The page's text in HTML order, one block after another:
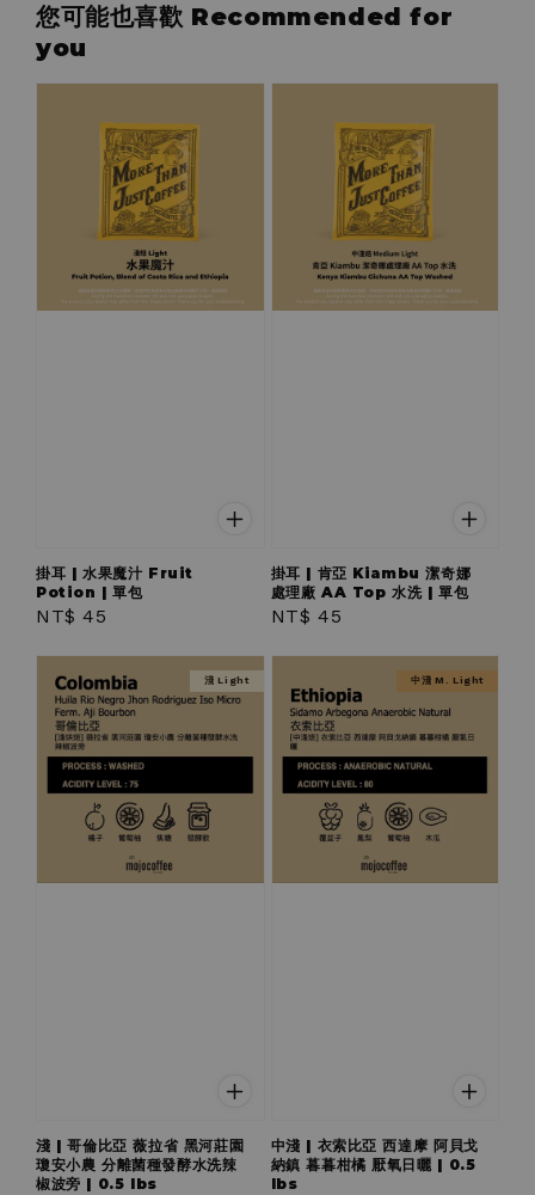
您可能也喜歡 Recommended for
you
掛耳 | 水果魔汁 Fruit
Potion | 單包
Regular
NT$ 45
掛耳 | 肯亞 Kiambu 潔奇娜
處理廠 AA Top 水洗 | 單包
Regular
NT$ 45
淺 Light
淺 | 哥倫比亞 薇拉省 黑河莊園
瓊安小農 分離菌種發酵水洗辣
椒波旁 | 0.5 lbs
中淺 M. Light
中淺 | 衣索比亞 西達摩 阿貝戈
納鎮 暮暮柑橘 厭氧日曬 | 0.5
lbs